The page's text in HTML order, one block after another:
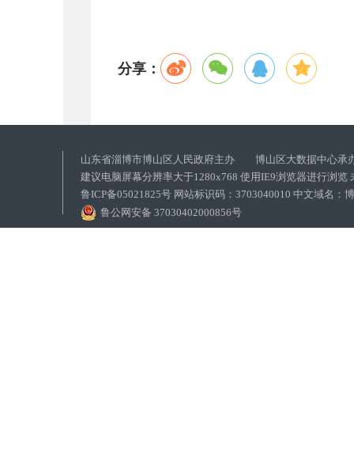
分享：
山东省淄博市博山区人民政府主办 博山区大数据中心承
建议电脑屏幕分辨率大于1280x768 使用IE9浏览器进行浏览
鲁ICP备05021825号 网站标识码：3703040010 中文域名：
鲁公网安备 37030402000856号